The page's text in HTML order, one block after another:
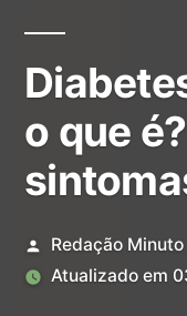
o que
Redação
Atualizado em